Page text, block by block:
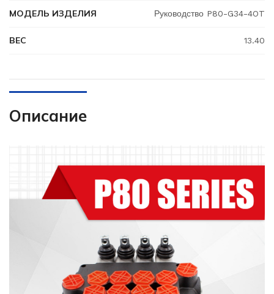
МОДЕЛЬ ИЗДЕЛИЯ Руководство P80-G34-4OT
ВЕС 13.40
Описание